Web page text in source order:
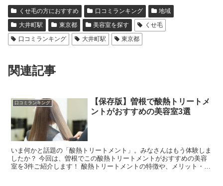
くせ毛の方におすすめ 口コミランキング
地域
大井町駅
東京都 美容室を探す
くせ毛
口コミランキング
大井町駅 東京都
関連記事
口コミランキング
【保存版】曽根で酸熱トリートメ
ントがおすすめの美容室3選
いま何かと話題の「酸熱トリートメント」。みなさんはもう体験しま
したか？ 今回は、曽根でこの酸熱トリートメントがおすすめの美容
室を3件ご紹介します！ 酸熱トリートメントの特徴や、メリット・デ